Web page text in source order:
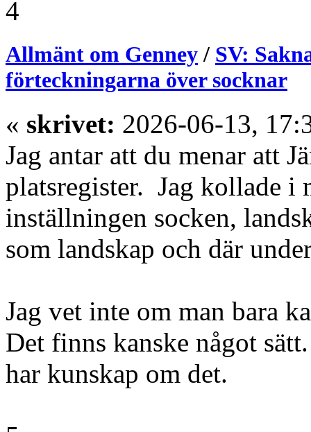
4
Allmänt om Genney / SV:
förteckningarna över socknar
« skrivet: 2026-06-13,
Jag antar att du menar att
platsregister. Jag kollade
inställningen socken,
som landskap och där
Jag vet inte om man bara
Det finns kanske något
har kunskap om det.